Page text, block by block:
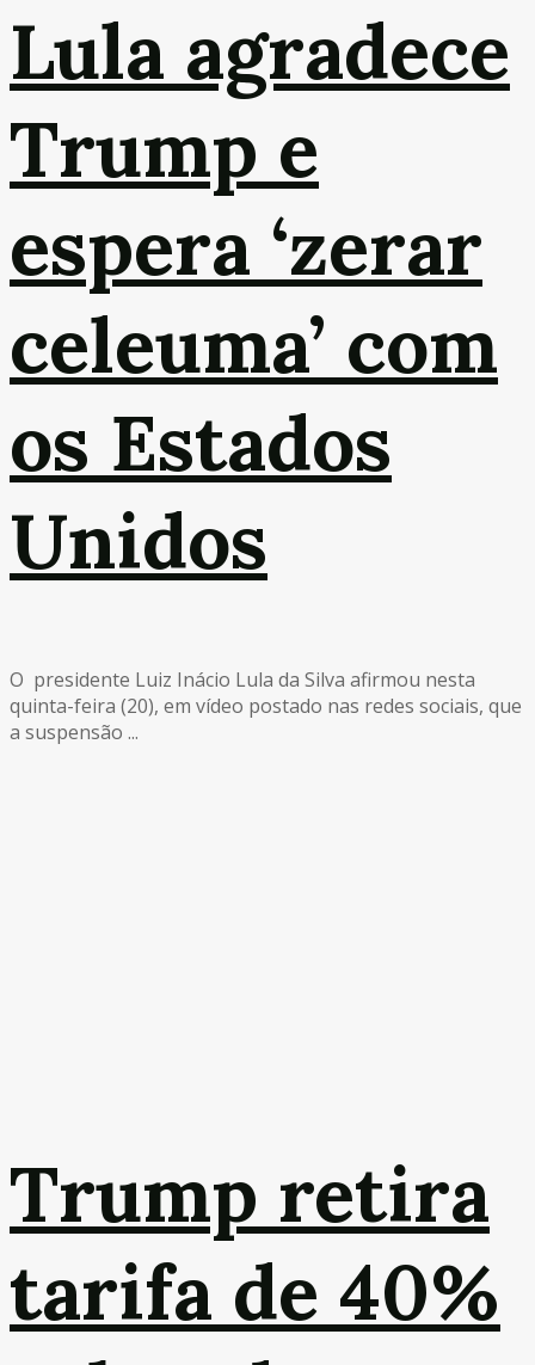
Lula agradece
Trump e
espera ‘zerar
celeuma’ com
os Estados
Unidos
O presidente Luiz Inácio Lula da Silva afirmou nesta
quinta-feira (20), em vídeo postado nas redes sociais, que
a suspensão ...
Trump retira
tarifa de 40%